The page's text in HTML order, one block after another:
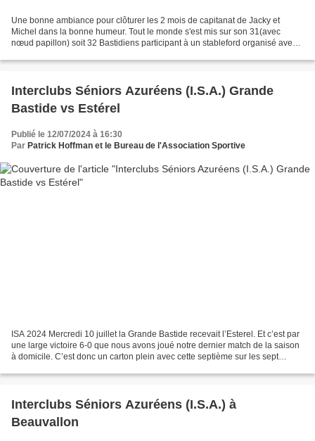
Une bonne ambiance pour clôturer les 2 mois de capitanat de Jacky et
Michel dans la bonne humeur. Tout le monde s'est mis sur son 31(avec
nœud papillon) soit 32 Bastidiens participant à un stableford organisé avec
Interclubs Séniors Azuréens (I.S.A.) Grande
Bastide vs Estérel
Publié le 12/07/2024 à 16:30
Par Patrick Hoffman et le Bureau de l'Association Sportive
ISA 2024 Mercredi 10 juillet la Grande Bastide recevait l’Esterel. Et c’est par
une large victoire 6-0 que nous avons joué notre dernier match de la saison
à domicile. C’est donc un carton plein avec cette septième sur les sept
Interclubs Séniors Azuréens (I.S.A.) à
Beauvallon